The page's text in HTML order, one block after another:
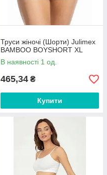
Труси жіночі (Шорти) Julimex
BAMBOO BOYSHORT XL
В наявності 1 од.
465,34 ₴
Купити